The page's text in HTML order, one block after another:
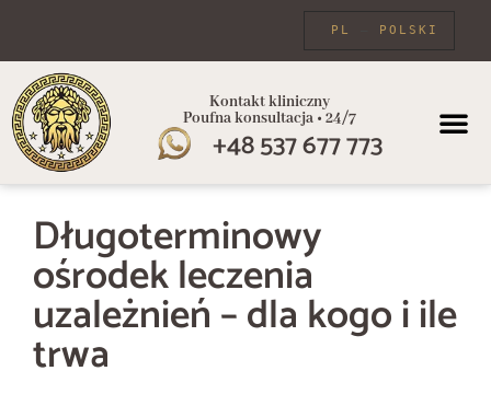
POLSKI
PL
Kontakt kliniczny
Poufna konsultacja • 24/7
+48 537 677 773
Długoterminowy
ośrodek leczenia
uzależnień – dla kogo i ile
trwa